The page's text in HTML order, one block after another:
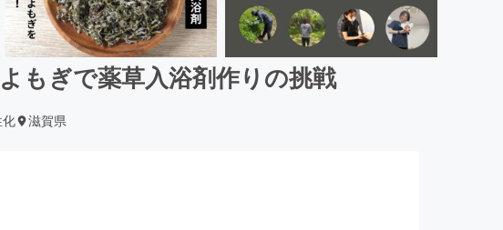
もぎで薬草入浴剤作りの挑戦
滋賀県